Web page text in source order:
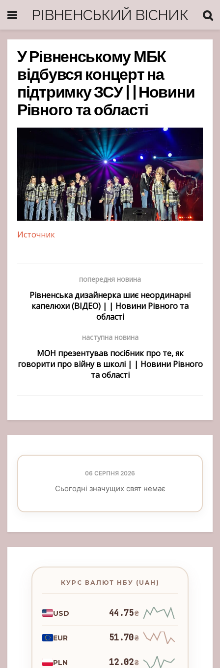
РІВНЕНСЬКИЙ ВІСНИК
У Рівненському МБК
відбувся концерт на
підтримку ЗСУ | | Новини
Рівного та області
Источник
попередня новина
Рівненська дизайнерка шиє неординарні
капелюхи (ВІДЕО) | | Новини Рівного та
області
наступна новина
МОН презентував посібник про те, як
говорити про війну в школі | | Новини Рівного
та області
06 СЕРПНЯ 2026
Сьогодні значущих свят немає
КУРС ВАЛЮТ НБУ (UAH)
USD 44.75₴
EUR 51.70₴
PLN 12.02₴